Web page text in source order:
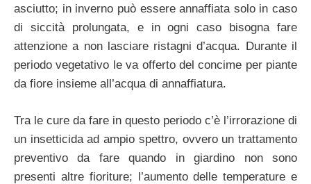
asciutto; in inverno può essere annaffiata solo in caso
di siccità prolungata, e in ogni caso bisogna fare
attenzione a non lasciare ristagni d’acqua. Durante il
periodo vegetativo le va offerto del concime per piante
da fiore insieme all’acqua di annaffiatura.
Tra le cure da fare in questo periodo c’è l’irrorazione di
un insetticida ad ampio spettro, ovvero un trattamento
preventivo da fare quando in giardino non sono
presenti altre fioriture; l’aumento delle temperature e